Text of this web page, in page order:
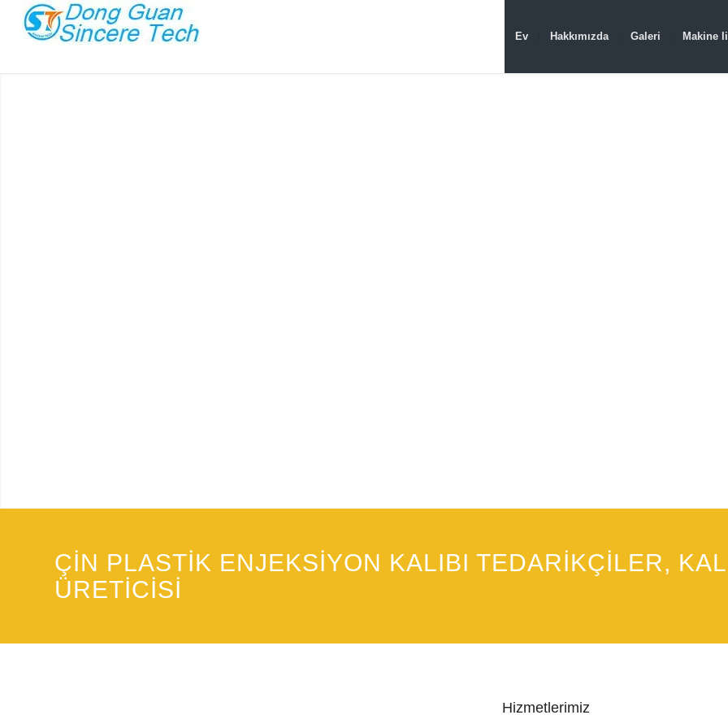
Ev Hakkımızda Galeri Makine
ÇIN PLASTIK ENJEKSIYON KALIBI TEDARIKÇILER,
ÜRETICISI
Hizmetlerimiz